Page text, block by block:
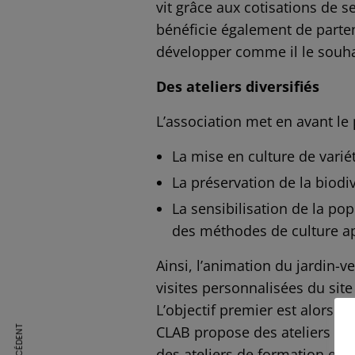
vit grâce aux cotisations de
bénéficie également de
développer comme il le
Des ateliers diversifiés
L’association met en avant
La mise en culture de
La préservation de la
La sensibilisation de la
des méthodes de culture
Ainsi, l’animation du jardin-
visites personnalisées du
L’objectif premier est alors
CLAB propose des ateliers